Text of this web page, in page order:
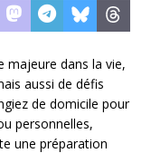
majeure dans la vie,
aussi de défis
de domicile pour
personnelles,
une préparation